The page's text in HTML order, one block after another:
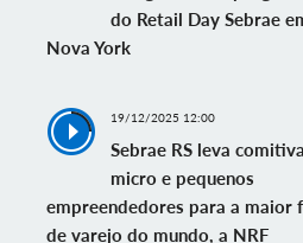
do Retail Day Sebrae
Nova York
19/12/2025 12:00
Sebrae RS leva
micro e pequenos
empreendedores para a maior
de varejo do mundo, a NRF